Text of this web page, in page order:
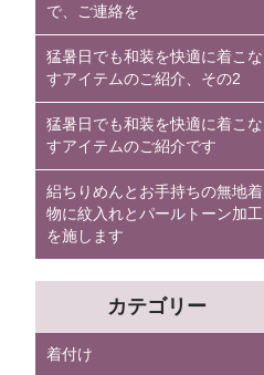
で、ご連絡を
猛暑日でも和装を快適に着こな
すアイテムのご紹介、その2
猛暑日でも和装を快適に着こな
すアイテムのご紹介です
絽ちりめんとお手持ちの無地着
物に紋入れとパールトーン加工
を施します
カテゴリー
着付け